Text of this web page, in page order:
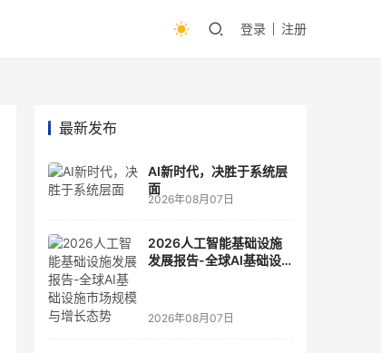
登录 注册
最新发布
AI新时代，决胜于系统层
面
2026年08月07日
2026人工智能基础设施
发展报告-全球AI基础设
2026年08月07日